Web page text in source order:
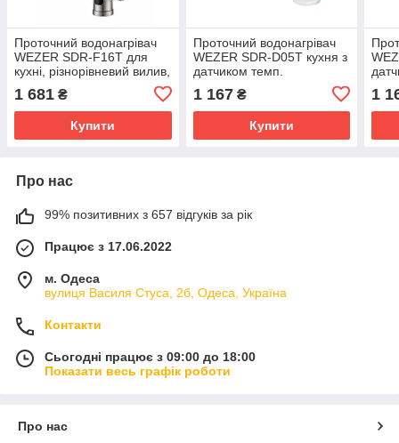
Проточний водонагрівач
WEZER SDR-F16T для
кухні, різнорівневий вилив,
датчик темп., 3,3 кВт, сірий
1 681 ₴
Купити
Проточний водонагрівач
WEZER SDR-D05T кухня з
датчиком темп.
1 167₴
Купити
1
Про нас
99% позитивних з 657 відгуків за рік
Працює з 17.06.2022
м. Одеса
вулиця Василя Стуса, 2б, Одеса, Україна
Контакти
Сьогодні працює з 09:00 до 18:00
Показати весь графік роботи
Про нас